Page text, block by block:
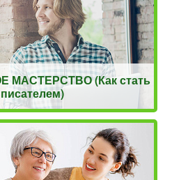
МАСТЕРСТВО (Как стать
писателем)